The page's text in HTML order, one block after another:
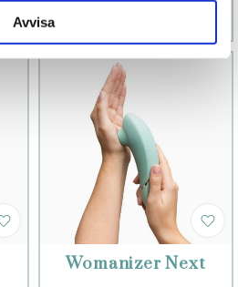
Avvisa
Womanizer Next